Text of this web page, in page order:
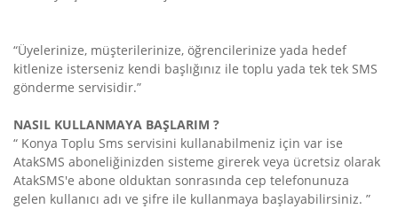
“Üyelerinize, müşterilerinize, öğrencilerinize yada hedef
kitlenize isterseniz kendi başlığınız ile toplu yada tek tek SMS
gönderme servisidir.”
NASIL KULLANMAYA BAŞLARIM ?
“ Konya Toplu Sms servisini kullanabilmeniz için var ise
AtakSMS aboneliğinizden sisteme girerek veya ücretsiz olarak
AtakSMS'e abone olduktan sonrasında cep telefonunuza
gelen kullanıcı adı ve şifre ile kullanmaya başlayabilirsiniz. ”